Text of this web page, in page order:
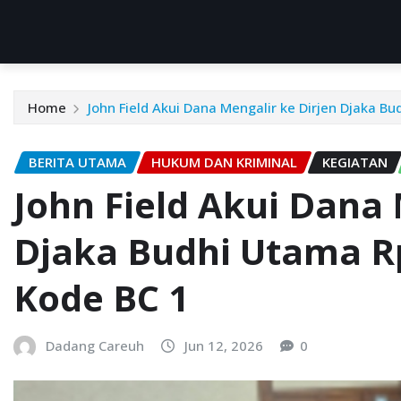
Home John Field Akui Dana Mengalir ke Dirjen Djaka
BERITA UTAMA HUKUM DAN KRIMINAL KEGIATAN
John Field Akui
Djaka Budhi Utama
Kode BC 1
Dadang Careuh Jun 12, 2026 0